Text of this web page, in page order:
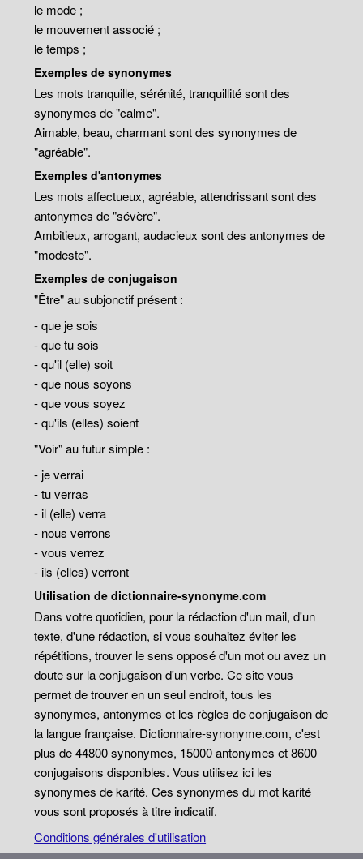
le mode ;
le mouvement associé ;
le temps ;
Exemples de synonymes
Les mots tranquille, sérénité, tranquillité sont des
synonymes de "calme".
Aimable, beau, charmant sont des synonymes de
"agréable".
Exemples d'antonymes
Les mots affectueux, agréable, attendrissant sont des
antonymes de "sévère".
Ambitieux, arrogant, audacieux sont des antonymes de
"modeste".
Exemples de conjugaison
"Être" au subjonctif présent :
- que je sois
- que tu sois
- qu'il (elle) soit
- que nous soyons
- que vous soyez
- qu'ils (elles) soient
"Voir" au futur simple :
- je verrai
- tu verras
- il (elle) verra
- nous verrons
- vous verrez
- ils (elles) verront
Utilisation de dictionnaire-synonyme.com
Dans votre quotidien, pour la rédaction d'un mail, d'un
texte, d'une rédaction, si vous souhaitez éviter les
répétitions, trouver le sens opposé d'un mot ou avez un
doute sur la conjugaison d'un verbe. Ce site vous
permet de trouver en un seul endroit, tous les
synonymes, antonymes et les règles de conjugaison de
la langue française. Dictionnaire-synonyme.com, c'est
plus de 44800 synonymes, 15000 antonymes et 8600
conjugaisons disponibles. Vous utilisez ici les
synonymes de karité. Ces synonymes du mot karité
vous sont proposés à titre indicatif.
Conditions générales d'utilisation